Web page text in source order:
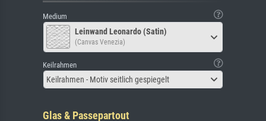
Medium
Leinwand Leonardo (Satin)
(Canvas Venezia)
Keilrahmen
Keilrahmen - Motiv seitlich gespiegelt
Glas & Passepartout